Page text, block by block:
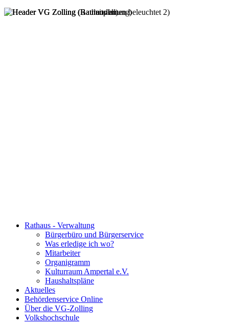
Rathaus - Verwaltung
Bürgerbüro und Bürgerservice
Was erledige ich wo?
Mitarbeiter
Organigramm
Kulturraum Ampertal e.V.
Haushaltspläne
Aktuelles
Behördenservice Online
Über die VG-Zolling
Volkshochschule